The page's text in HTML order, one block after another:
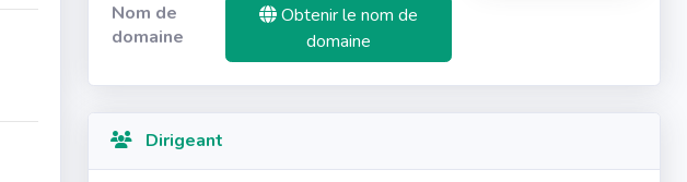
Nom de
domaine
Obtenir le nom de
domaine
Dirigeant